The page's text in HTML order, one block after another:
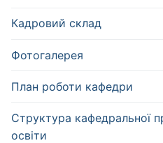
Кадровий склад
Фотогалерея
План роботи кафедри
Структура кафедральної
освіти